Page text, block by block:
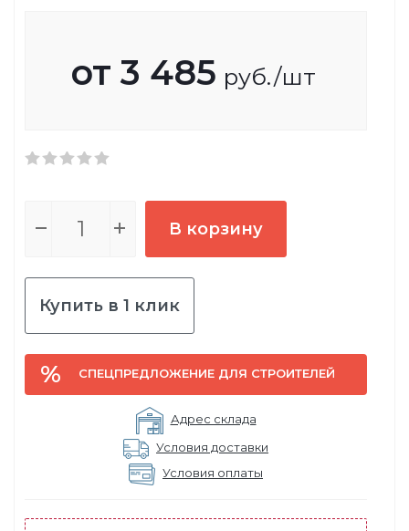
от 3 485 руб./шт
В корзину
Купить в 1 клик
СПЕЦПРЕДЛОЖЕНИЕ ДЛЯ СТРОИТЕЛЕЙ
Адрес склада
Условия доставки
Условия оплаты